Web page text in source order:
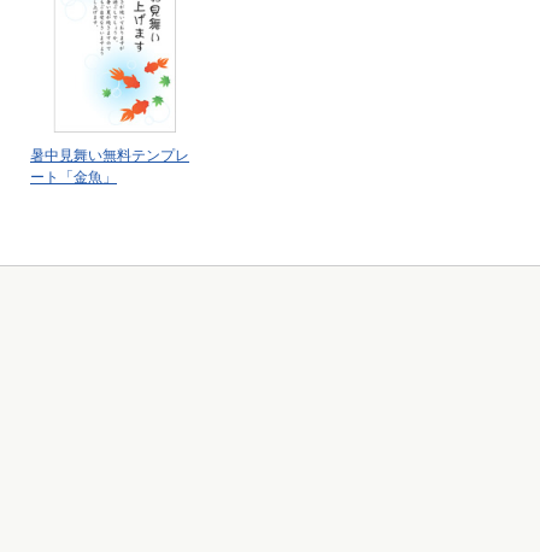
暑中見舞い無料テンプレ
ート「金魚」